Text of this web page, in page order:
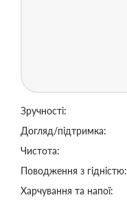
Зручності:
Догляд/підтримка:
Чистота:
Поводження з гідністю:
Харчування та напої: